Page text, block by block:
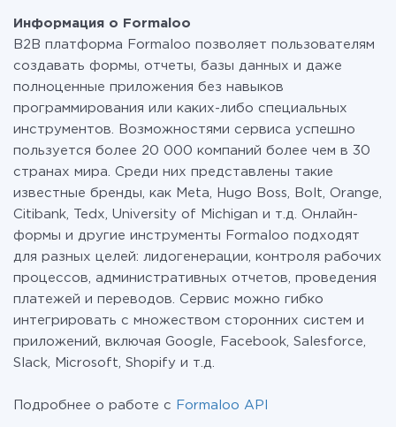
перейти на платный, при необходимости. Подробнее
о тарифах .
Информация о Formaloo
B2B платформа Formaloo позволяет пользователям
создавать формы, отчеты, базы данных и даже
полноценные приложения без навыков
программирования или каких-либо специальных
инструментов. Возможностями сервиса успешно
пользуется более 20 000 компаний более чем в 30
странах мира. Среди них представлены такие
известные бренды, как Meta, Hugo Boss, Bolt, Orange,
Citibank, Tedx, University of Michigan и т.д. Онлайн-
формы и другие инструменты Formaloo подходят
для разных целей: лидогенерации, контроля рабочих
процессов, административных отчетов, проведения
платежей и переводов. Сервис можно гибко
интегрировать с множеством сторонних систем и
приложений, включая Google, Facebook, Salesforce,
Slack, Microsoft, Shopify и т.д.
Подробнее о работе с Formaloo API